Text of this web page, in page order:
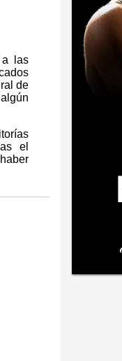
a las
de
el